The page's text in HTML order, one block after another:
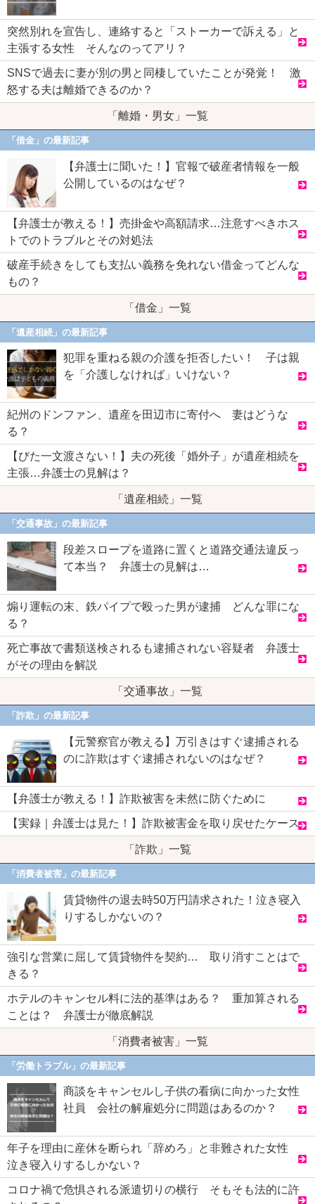
突然別れを宣告し、連絡すると「ストーカーで訴える」と
主張する女性 そんなのってアリ？
SNSで過去に妻が別の男と同棲していたことが発覚！ 激
怒する夫は離婚できるのか？
「離婚・男女」一覧
「借金」の最新記事
【弁護士に聞いた！】官報で破産者情報を一般
公開しているのはなぜ？
【弁護士が教える！】売掛金や高額請求…注意すべきホス
トでのトラブルとその対処法
破産手続きをしても支払い義務を免れない借金ってどんな
もの？
「借金」一覧
「遺産相続」の最新記事
犯罪を重ねる親の介護を拒否したい！ 子は親
を「介護しなければ」いけない？
紀州のドンファン、遺産を田辺市に寄付へ 妻はどうな
る？
【びた一文渡さない！】夫の死後「婚外子」が遺産相続を
主張…弁護士の見解は？
「遺産相続」一覧
「交通事故」の最新記事
段差スロープを道路に置くと道路交通法違反っ
て本当？ 弁護士の見解は…
煽り運転の末、鉄パイプで殴った男が逮捕 どんな罪にな
る？
死亡事故で書類送検されるも逮捕されない容疑者 弁護士
がその理由を解説
「交通事故」一覧
「詐欺」の最新記事
【元警察官が教える】万引きはすぐ逮捕される
のに詐欺はすぐ逮捕されないのはなぜ？
【弁護士が教える！】詐欺被害を未然に防ぐために
【実録｜弁護士は見た！】詐欺被害金を取り戻せたケース
「詐欺」一覧
「消費者被害」の最新記事
賃貸物件の退去時50万円請求された！泣き寝入
りするしかないの？
強引な営業に屈して賃貸物件を契約… 取り消すことはで
きる？
ホテルのキャンセル料に法的基準はある？ 重加算される
ことは？ 弁護士が徹底解説
「消費者被害」一覧
「労働トラブル」の最新記事
商談をキャンセルし子供の看病に向かった女性
社員 会社の解雇処分に問題はあるのか？
年子を理由に産休を断られ「辞めろ」と非難された女性
泣き寝入りするしかない？
コロナ禍で危惧される派遣切りの横行 そもそも法的に許